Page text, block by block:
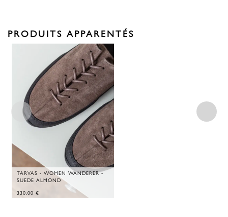
PRODUITS APPARENTÉS
TARVAS - WOMEN WANDERER -
SUEDE ALMOND
330,00 €